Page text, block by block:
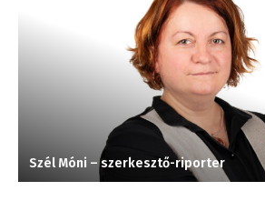
Szél Móni – szerkesztő-riporter